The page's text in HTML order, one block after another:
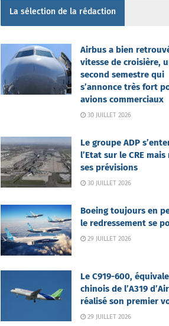
La sélection de la rédaction
Airbus a bien
vitesse de croisière,
second semestre qui
s’annonce très fort
avions commerciaux
30 JUILLET 2026
Le groupe ADP
l’Etat sur le CRE mais
ses prévisions
30 JUILLET 2026
Boeing toujours en
le redressement se
29 JUILLET 2026
Le C919-600,
chinois de l’A319
réalisé son premier
29 JUILLET 2026